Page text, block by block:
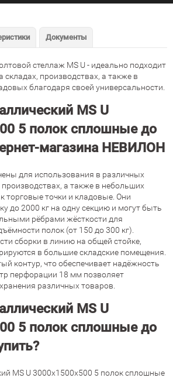
Документы
стеллаж MS U - идеально подходит
складах, производствах, а также в
благодаря своей универсальности.
MS U
5 полок сплошные до
магазина НЕВИЛОН
для использования в различных
производствах, а также в небольших
торговые точки и кладовые. Они
до 2000 кг на одну секцию и могут быть
рёбрами жёсткости для
полок (от 150 до 300 кг).
сборки в линию на общей стойке,
в большие складские помещения.
контур, что обеспечивает надёжность
перфорации 18 мм позволяет
различных товаров.
MS U
5 полок сплошные до
MS U 3000х1500х500 5 полок сплошные